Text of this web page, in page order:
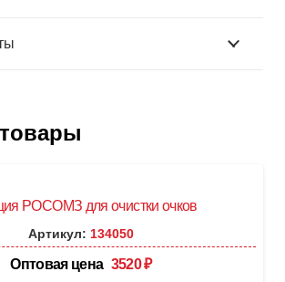
РОСОМЗ для очистки очков
Артикул: 134050
Оптовая цена 3520₽